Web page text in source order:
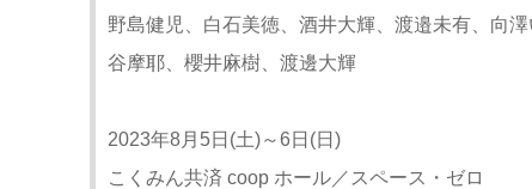
野島健児、白石美徳、酒井大輝、渡邉未有、向
谷摩耶、櫻井麻樹、渡邊大輝
2023年8月5日(土)～6日(日)
こくみん共済 coop ホール／スペース・ゼロ